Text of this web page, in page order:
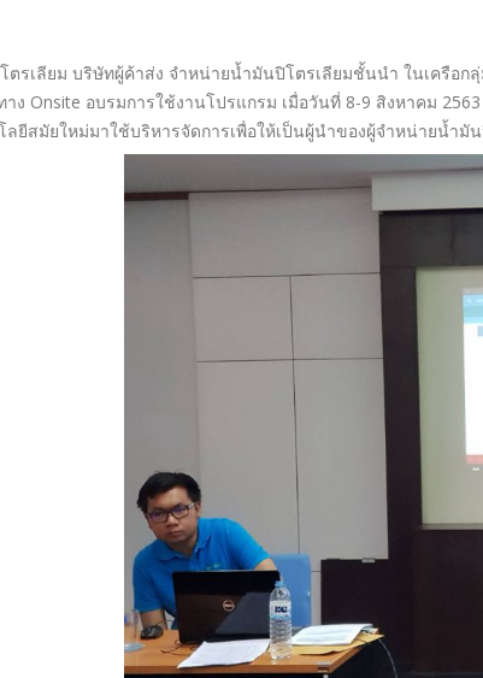
ตรเลียม บริษัทผู้ค้าส่ง จำหน่ายน้ำมันปิโตรเลียมชั้นนำ ในเครือ
าง Onsite อบรมการใช้งานโปรแกรม เมื่อวันที่ 8-9 สิงหาคม
ลยีสมัยใหม่มาใช้บริหารจัดการเพื่อให้เป็นผู้นำของผู้จำหน่ายน้ำมั